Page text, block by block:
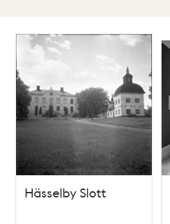
Lista
Karta
träffar
Hässelby Slott